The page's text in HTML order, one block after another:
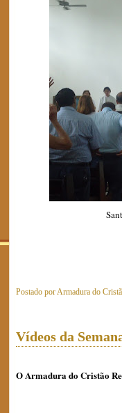
Postado porArmadura do
Vídeos da
O Armadura do Cristão